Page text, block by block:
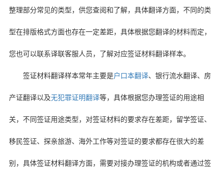
整理部分常见的类型，供您查阅和了解，具体翻译方面，不同的类
型在排版格式方面也存在一定差距，具体根据您翻译的材料而定，
您也可以联系译联客服人员，了解对应签证材料翻译样本。
签证材料翻译样本常年主要是户口本翻译、银行流水翻译、房
产证翻译以及无犯罪证明翻译等，具体根据您办理签证的用途相
关，不同签证用途类型，对签证材料的要求存在差距，留学签证、
移民签证、探亲旅游、海外工作等对签证的要求都存在很大的差
别，具体签证材料翻译方面，需要对接办理签证的机构或者通过签